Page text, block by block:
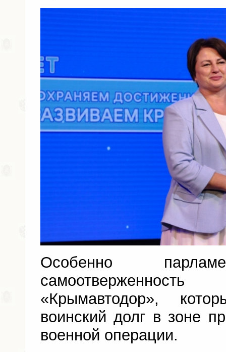
Особенно
«Крымавтодор»,
воинский долг в зоне
военной операции.